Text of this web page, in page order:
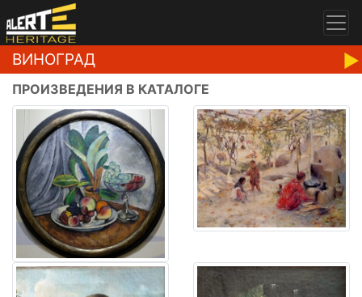
ВИНОГРАД
ПРОИЗВЕДЕНИЯ В КАТАЛОГЕ